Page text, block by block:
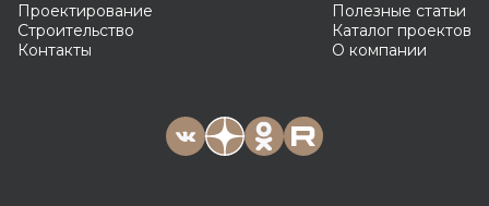
Проектирование
Строительство
Контакты
Полезные статьи
Каталог проектов
О компании